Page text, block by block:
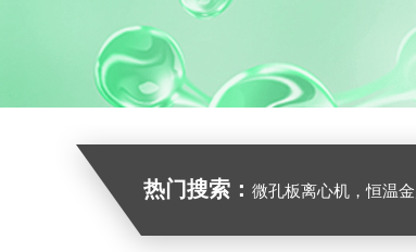
热门搜索： 微孔板离心机，恒温金属浴，多管漩涡混合仪，梅毒旋转仪,红外线灭菌